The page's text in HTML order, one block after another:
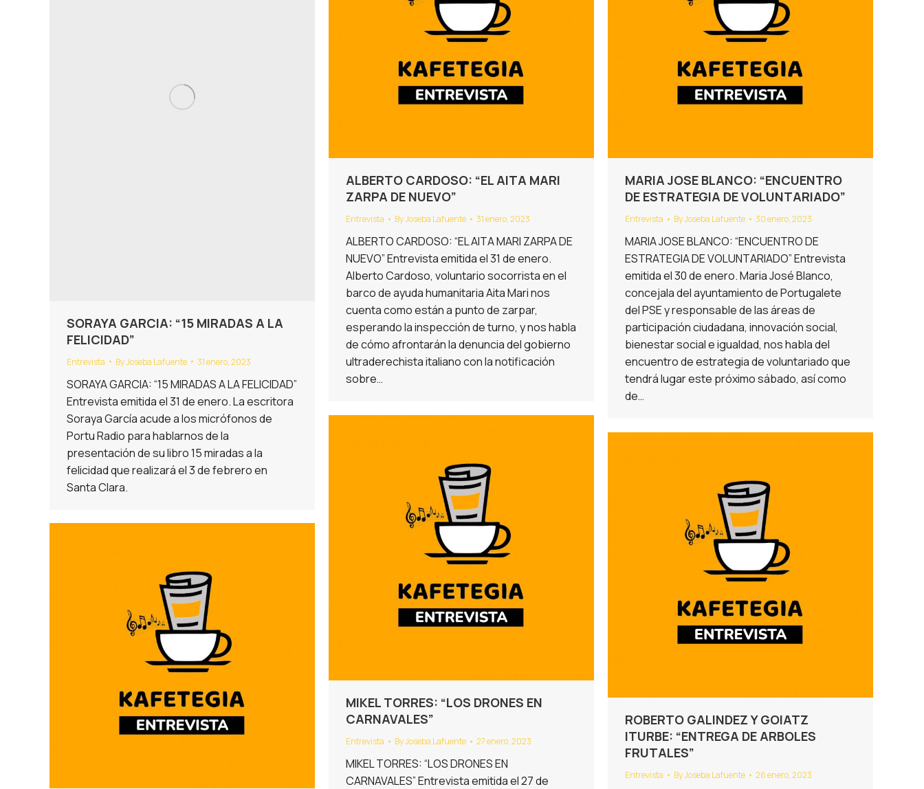
SORAYA GARCIA: “15 MIRADAS A LA
FELICIDAD”
Entrevista ByJoseba Lafuente 31 enero, 2023
SORAYA GARCIA: “15 MIRADAS A LA FELICIDAD”
Entrevista emitida el 31 de enero. La escritora
Soraya García acude a los micrófonos de
Portu Radio para hablarnos de la
presentación de su libro 15 miradas a la
felicidad que realizará el 3 de febrero en
Santa Clara.
ALBERTO CARDOSO: “EL AITA MARI
ZARPA DE NUEVO”
Entrevista ByJoseba Lafuente 31 enero, 2023
ALBERTO CARDOSO: “EL AITA MARI ZARPA DE
NUEVO” Entrevista emitida el 31 de enero.
Alberto Cardoso, voluntario socorrista en el
barco de ayuda humanitaria Aita Mari nos
cuenta como están a punto de zarpar,
esperando la inspección de turno, y nos habla
de cómo afrontarán la denuncia del gobierno
ultraderechista italiano con la notificación
sobre…
MARIA JOSE BLANCO: “ENCUENTRO
DE ESTRATEGIA DE VOLUNTARIADO”
Entrevista ByJoseba Lafuente 30 enero, 2023
MARIA JOSE BLANCO: “ENCUENTRO DE
ESTRATEGIA DE VOLUNTARIADO” Entrevista
emitida el 30 de enero. Maria José Blanco,
concejala del ayuntamiento de Portugalete
del PSE y responsable de las áreas de
participación ciudadana, innovación social,
bienestar social e igualdad, nos habla del
encuentro de estrategia de voluntariado que
tendrá lugar este próximo sábado, así como
de…
MIKEL TORRES: “LOS DRONES EN
CARNAVALES”
Entrevista ByJoseba Lafuente 27 enero, 2023
MIKEL TORRES: “LOS DRONES EN
CARNAVALES” Entrevista emitida el 27 de
ROBERTO GALINDEZ Y GOIATZ
ITURBE: “ENTREGA DE ARBOLES
FRUTALES”
Entrevista ByJoseba Lafuente 26 enero, 2023